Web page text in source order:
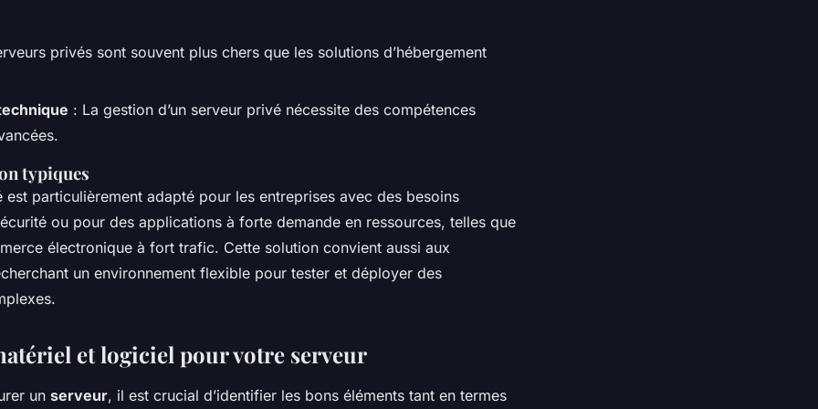
privés sont souvent plus chers que les solutions d’hébergement
: La gestion d’un serveur privé nécessite des compétences
typiques
est particulièrement adapté pour les entreprises avec des besoins
ou pour des applications à forte demande en ressources, telles que
électronique à fort trafic. Cette solution convient aussi aux
un environnement flexible pour tester et déployer des
et logiciel pour votre serveur
un serveur, il est crucial d’identifier les bons éléments tant en termes